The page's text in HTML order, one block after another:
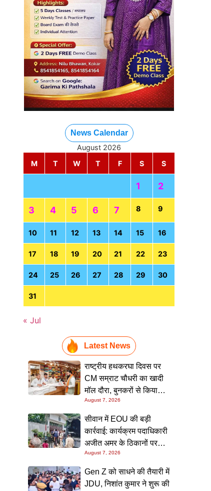
News Calendar
August 2026
M
T W T F S S
1 2
3 4 5 6 7 8 9
10 11 12 13 14 15 16
17 18 19 20 21 22 23
24 25 26 27 28 29 30
31
« Jul
Latest News
राष्ट्रीय हथकरघा दिवस पर
CM सम्राट चौधरी का खादी
मॉल दौरा, बुनकरों से किया
संवाद और स्वदेशी उत्पादों को
बढ़ावा देने की अपील
August 7, 2026
सीवान में EOU की बड़ी
कार्रवाई: कार्यक्रम पदाधिकारी
अजीत अमर के ठिकानों पर
छापा, 40 लाख के आभूषण
समेत करोड़ों की संपत्ति की
जांच शुरू
August 7, 2026
Gen Z को साधने की तैयारी में
JDU, निशांत कुमार ने शुरू की